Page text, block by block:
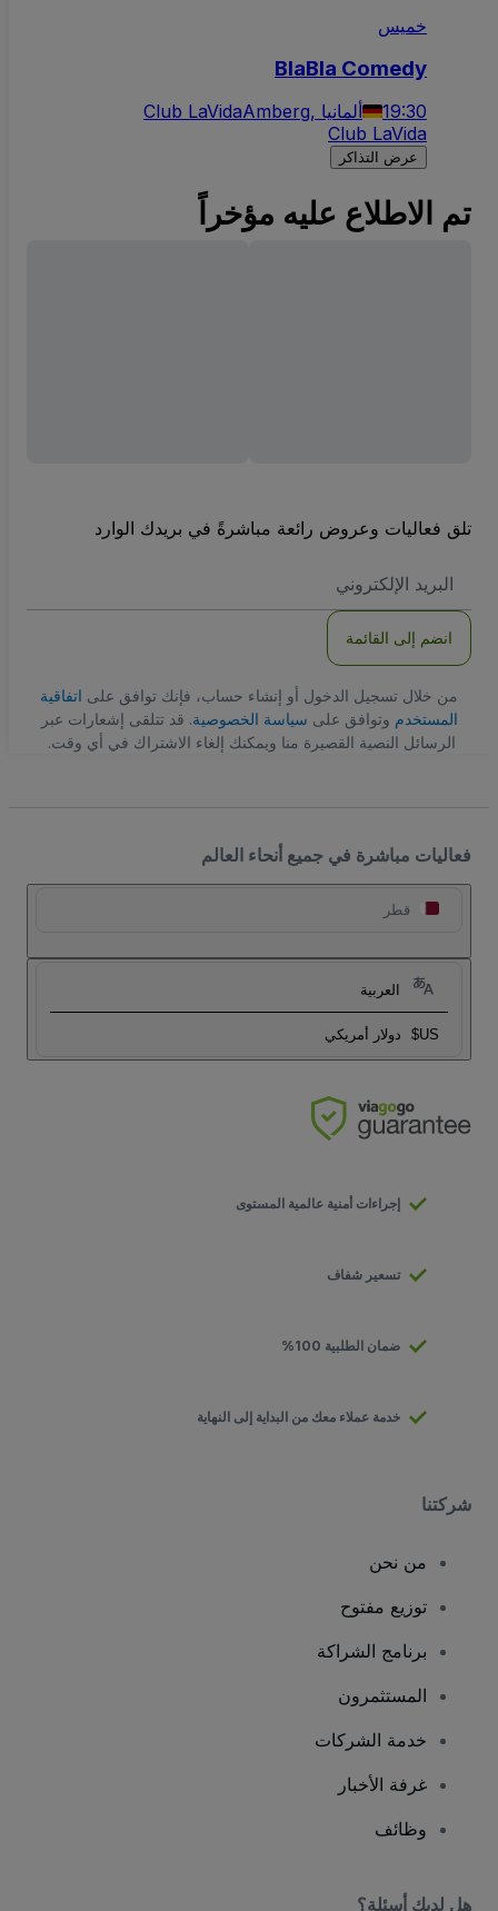
خميس
BlaBla Comedy
19:30 Amberg, ألمانيا
Club LaVida
Club LaVida
عرض التذاكر
تم الاطلاع عليه مؤخراً
تلق فعاليات وعروض رائعة مباشرةً في بريدك الوارد
الاكتروني
انضم إلى القائمة
من خلال تسجيل الدخول أو إنشاء حساب، فإنك توافق علىاتفاقية
المستخدموتوافق علىسياسة الخصوصية. قد تتلقى إشعارات عبر
الرسائل النصية القصيرة منا ويمكنك إلغاء الاشتراك في أي وقت.
فعاليات مباشرة في جميع أنحاء العالم
قطر
العربية
US$ دولار أمريكي
إجراءات أمنية عالمية المستوى
تسعير شفاف
ضمان الطلبية 100%
خدمة عملاء معك من البداية إلى النهاية
شركتنا
من نحن
توزيع مفتوح
برنامج الشراكة
المستثمرون
خدمة الشركات
غرفة الأخبار
وظائف
هل لديك أسئلة؟